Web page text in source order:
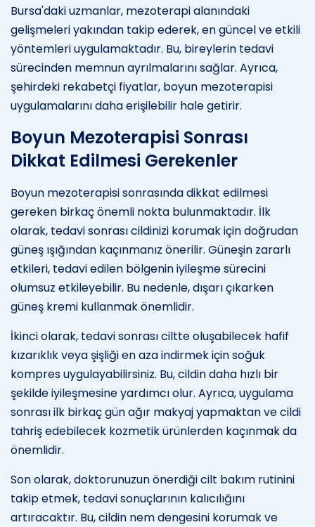
Bursa'daki uzmanlar, mezoterapi alanındaki
gelişmeleri yakından takip ederek, en güncel ve etkili
yöntemleri uygulamaktadır. Bu, bireylerin tedavi
sürecinden memnun ayrılmalarını sağlar. Ayrıca,
şehirdeki rekabetçi fiyatlar, boyun mezoterapisi
uygulamalarını daha erişilebilir hale getirir.
Boyun Mezoterapisi Sonrası
Dikkat Edilmesi Gerekenler
Boyun mezoterapisi sonrasında dikkat edilmesi
gereken birkaç önemli nokta bulunmaktadır. İlk
olarak, tedavi sonrası cildinizi korumak için doğrudan
güneş ışığından kaçınmanız önerilir. Güneşin zararlı
etkileri, tedavi edilen bölgenin iyileşme sürecini
olumsuz etkileyebilir. Bu nedenle, dışarı çıkarken
güneş kremi kullanmak önemlidir.
İkinci olarak, tedavi sonrası ciltte oluşabilecek hafif
kızarıklık veya şişliği en aza indirmek için soğuk
kompres uygulayabilirsiniz. Bu, cildin daha hızlı bir
şekilde iyileşmesine yardımcı olur. Ayrıca, uygulama
sonrası ilk birkaç gün ağır makyaj yapmaktan ve cildi
tahriş edebilecek kozmetik ürünlerden kaçınmak da
önemlidir.
Son olarak, doktorunuzun önerdiği cilt bakım rutinini
takip etmek, tedavi sonuçlarının kalıcılığını
artıracaktır. Bu, cildin nem dengesini korumak ve